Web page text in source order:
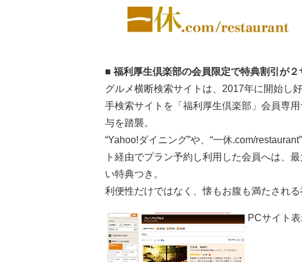
■ 福利厚生倶楽部の会員限定で特典割引が２
グルメ横断検索サイトは、2017年に開始し
手検索サイトを「福利厚生倶楽部」会員専
与を踏襲。
“Yahoo!ダイニング”や、“一休.com/
ト経由でプラン予約し利用した会員へは、
い特典つき。
利便性だけではなく、懐もお腹も満たされ
PCサイト